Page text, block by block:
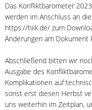
Das Konfliktbarometer
werden im Anschluss an
https://hiik.de/ zum
Änderungen am
Abschließend bitten wir
Ausgabe des
Komplikationen auf
sonst erst diesen Herbst
uns weiterhin im Zeitplan,